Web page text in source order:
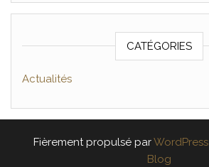
CATÉGORIES
Actualités
Fièrement propulsé parWordPress
Blog